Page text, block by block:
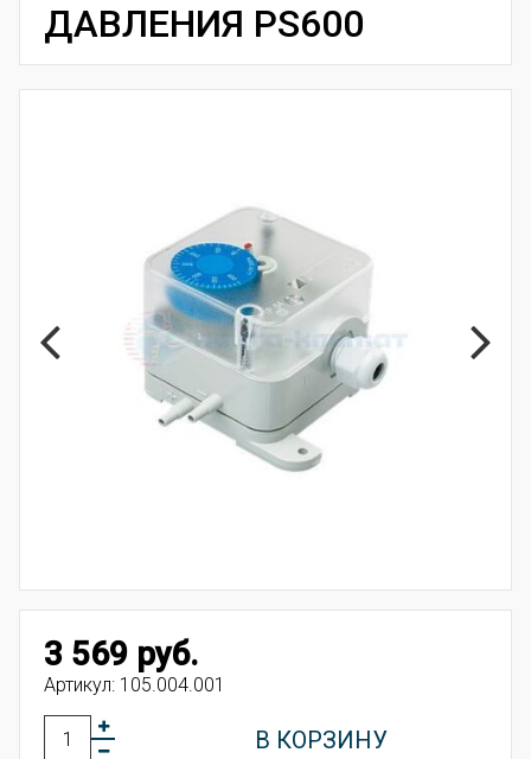
ДАВЛЕНИЯ PS600
3 569 руб.
Артикул: 105.004.001
В КОРЗИНУ